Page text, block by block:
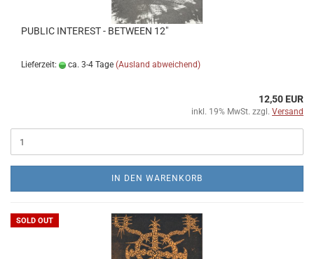
PUBLIC INTEREST - BETWEEN 12"
Lieferzeit: ca. 3-4 Tage (Ausland abweichend)
12,50 EUR
inkl. 19% MwSt. zzgl. Versand
IN DEN WARENKORB
SOLD OUT